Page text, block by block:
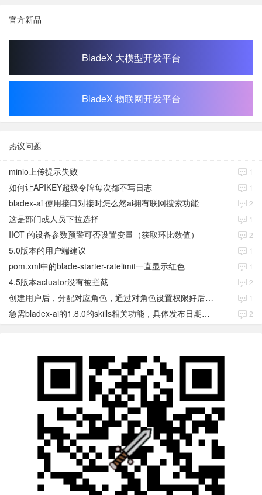
官方新品
BladeX 大模型开发平台
BladeX 物联网开发平台
热议问题
minio上传提示失败 1
如何让APIKEY超级令牌每次都不写日志 1
bladex-ai 使用接口对接时怎么然ai拥有联网搜索功能 2
这是部门或人员下拉选择 1
IIOT 的设备参数预警可否设置变量（获取环比数值） 2
5.0版本的用户端建议 1
pom.xml中的blade-starter-ratelimit一直显示红色 1
4.5版本actuator没有被拦截 2
创建用户后，分配对应角色，通过对角色设置权限好后，登录当前用户后。查看不到当前已分配对应角色权限数据 1
急需bladex-ai的1.8.0的skills相关功能，具体发布日期是多少号 2